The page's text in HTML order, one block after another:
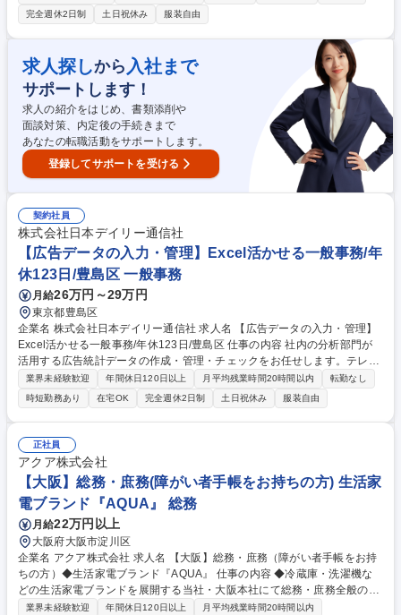
9割/電話は加盟店様,カード会社対応がメイン。 ■クレジットカード決済の
不正取引に関する照会・問い合わせ対応 (専用システムでの検索、Excel・
Access・Kintoneでのデータ入力・修正・保存)→対応については上長のダ
ブルチェックが入るため安心◎■加盟店様・カード会社様への電話・メー
ル対応(主に法人対応)■新規加盟店からのお申込み受付・登録業務・東京本
社や営業担当との連携・調整■マクロ、RPA、システム化による業務改
善・BPR提案(一部電話対応のない業務もあり) 募集職種 ※9月入社限定
【福岡/事務職】フルフレックス/週1在宅可/年休122日
完全週休2日制
土日祝休み 服装自由
求人探しから 入社まで
サポートします！
求人の紹介をはじめ、書類添削や
面談対策、内定後の手続きまで
あなたの転職活動をサポートします。
登録してサポートを受ける
契約社員
株式会社日本デイリー通信社
【広告データの入力・管理】Excel活かせる一般事務/年
休123日/豊島区 一般事務
月給26万円～29万円
東京都豊島区
企業名 株式会社日本デイリー通信社 求人名 【広告データの入力・管理】
Excel活かせる一般事務/年休123日/豊島区 仕事の内容 社内の分析部門が
活用する広告統計データの作成・管理・チェックをお任せします。テレ
ビ、Web、新聞などの広告情報が、マニュアルに沿って正しく入力・紐づ
けされているかをコツコツ精査する一般事務です。 【主な業務】新聞・雑
誌のデータ入力、テレビ・Web・交通広告データの統合・紐づけ、テレビ
CM自動検出データの精査など。 入社後は丁寧なマニュアルに沿って、ル
ールを理解することからスタート。慣れてきたら、アルバイトスタッフの
成果物のチェックや簡単な指示出しなどもお願いします。周囲とコミュニ
ケーションを取りながら、正確に進める面白さがあります。業務内容の変
更の範囲:会社の定める業務 募集職種 【広告データの入力・管理】Excel
活かせる一般事務/年休123日/豊島区
業界未経験歓迎 年間休日120日以上 月平均残業時間20時間以内
転勤なし
時短勤務あり
在宅OK 完全週休2日制 土日祝休み 服装自由
正社員
アクア株式会社
【大阪】総務・庶務(障がい者手帳をお持ちの方) 生活家
電ブランド『AQUA』 総務
月給22万円以上
大阪府大阪市淀川区
企業名 アクア株式会社 求人名 【大阪】総務・庶務（障がい者手帳をお持
ちの方）◆生活家電ブランド『AQUA』 仕事の内容 ◆冷蔵庫・洗濯機な
どの生活家電ブランドを展開する当社・大阪本社にて総務・庶務全般の業
務をご担当いただきます。※ご採用者のご経験に合わせ、業務内容につい
業界未経験歓迎 年間休日120日以上
月平均残業時間20時間以内